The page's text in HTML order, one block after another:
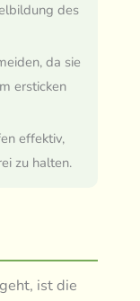
des
da sie
ersticken
effektiv,
zu halten.
ist die